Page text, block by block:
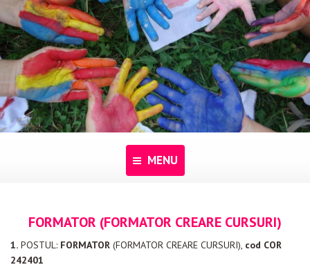
MENU
FORMATOR (FORMATOR CREARE CURSURI)
1. POSTUL: FORMATOR (FORMATOR CREARE CURSURI), cod COR
242401